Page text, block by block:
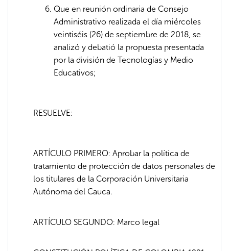
Que en reunión ordinaria de Consejo
Administrativo realizada el día miércoles
veintiséis (26) de septiembre de 2018, se
analizó y debatió la propuesta presentada
por la división de Tecnologías y Medio
Educativos;
RESUELVE:
ARTÍCULO PRIMERO: Aprobar la política de
tratamiento de protección de datos personales de
los titulares de la Corporación Universitaria
Autónoma del Cauca.
ARTÍCULO SEGUNDO: Marco legal